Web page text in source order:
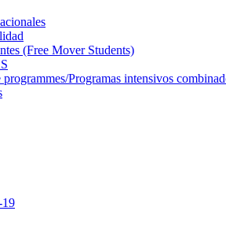
(Free Mover Students)
Programas intensivos